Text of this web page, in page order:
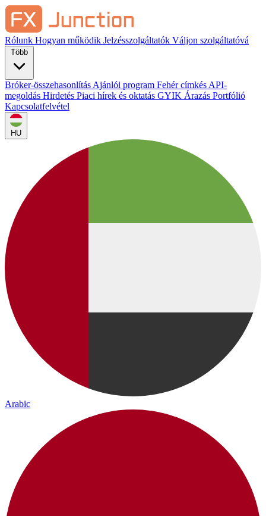
Rólunk Hogyan működik Jelzésszolgáltatók Váljon szolgáltatóvá
Bróker-összehasonlítás Ajánlói program Fehér címkés API-
megoldás Hirdetés Piaci hírek és oktatás GYIK Árazás Portfólió
Kapcsolatfelvétel
HU
Arabic